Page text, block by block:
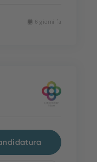
6 giorni fa